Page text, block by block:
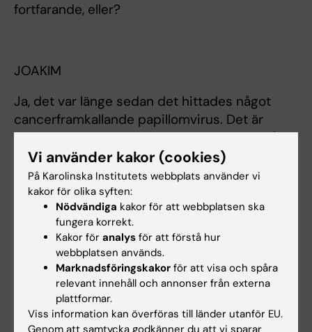
fortfarande, eller?
JOAKIM
Ja, det var länge sedan det hittades något
cancerframkallande papillomvirus. Det är
mycket längesen nu. Om jag skulle gissa så
om vi hittar några fler papillomvirus som
orsakar cancer eller annan allvarlig sjukdom
hos människa ja, då skulle det i sådana fall
vara någon helt annan sjukdom, inte
livmoderhalscancer. Men det kan man bara
spekulera om. Det har vi inte hittat än.
CECILIA
Vi använder kakor (cookies)
På Karolinska Institutets webbplats använder vi
kakor för olika syften:
Nödvändiga kakor för att webbplatsen ska
fungera korrekt.
Kakor för analys för att förstå hur
webbplatsen används.
Marknadsföringskakor för att visa och spåra
relevant innehåll och annonser från externa
plattformar.
Viss information kan överföras till länder utanför EU.
Genom att samtycka godkänner du att vi sparar